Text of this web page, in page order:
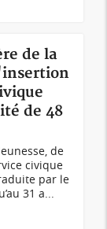
de la
de 48
de
civique
par le
31 a...